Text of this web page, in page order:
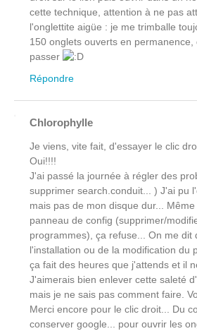
cette technique, attention à ne pas
l'onglettite aigüe : je me trimballe
150 onglets ouverts en
passer
Répondre
Chlorophylle
Je viens, vite fait, d'essayer le clic
Oui!!!!
J'ai passé la journée à régler des
supprimer search.conduit... ) J'ai pu
mais pas de mon disque dur...
panneau de config (supprimer/
programmes), ça refuse... On me dit
l'installation ou de la modification du
ça fait des heures que j'attends et il
J'aimerais bien enlever cette saleté
mais je ne sais pas comment faire.
Merci encore pour le clic droit... Du
conserver google... pour ouvrir les